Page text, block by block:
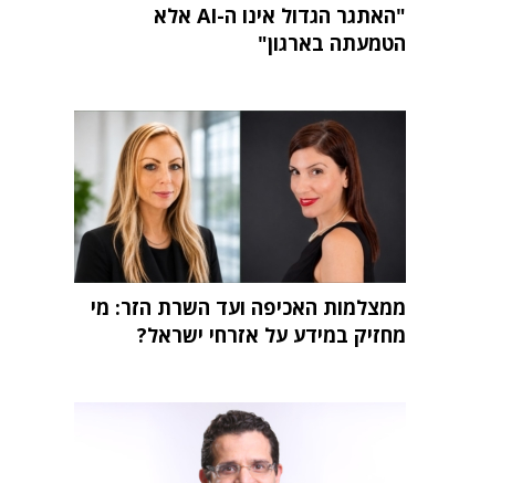
"האתגר הגדול אינו ה-AI אלא
הטמעתה בארגון"
ממצלמות האכיפה ועד השרת הזר: מי
מחזיק במידע על אזרחי ישראל?